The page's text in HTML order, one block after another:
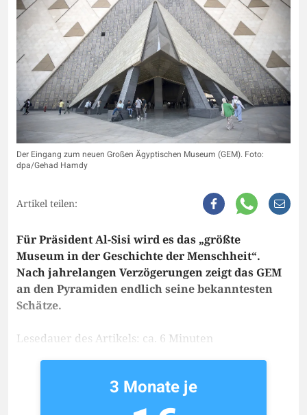
Der Eingang zum neuen Großen Ägyptischen Museum (GEM). Foto:
dpa/Gehad Hamdy
Artikel teilen:
Für Präsident Al-Sisi wird es das „größte
Museum in der Geschichte der Menschheit“.
Nach jahrelangen Verzögerungen zeigt das GEM
an den Pyramiden endlich seine bekanntesten
Schätze.
Lesedauer des Artikels: ca. 6 Minuten
3 Monate je